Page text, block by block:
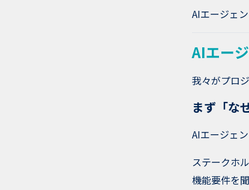
AIエージェ
AIエー
我々がプロ
まず「な
AIエージェ
ステークホ
機能要件を